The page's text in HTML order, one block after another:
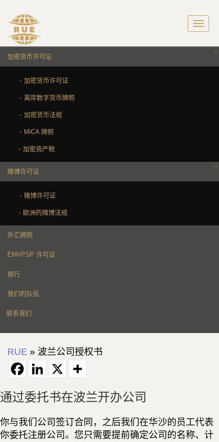
加密货币许可证
加密货币许可证
离岸数字货币牌照
加密货币法规
MiCA 牌照
加密资产税
赌博许可证
赌博许可证
欧洲的赌博法规
外汇牌照
EMI/PSP 许可证
银行
我们的队伍
联系我们
RUE » 波兰公司授权书
通过委托书在波兰开办公司
你与我们公司签订合同，之后我们在华沙的员工代表
你委托注册公司。您只需要提前确定公司的名称、计